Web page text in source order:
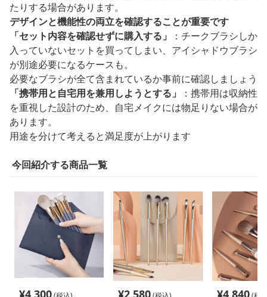
たりする場合があります。
デザインと機能性の両立を確認することが重要です
「セット内容を確認せずに購入する」
：チークブラシしか
入っていないセットを買ってしまい、アイシャドウブラシ
が別途必要になるケースも。
必要なブラシが全て含まれているか事前に確認しましょう
「携帯用と自宅用を兼用しようとする」
：携帯用は収納性
を重視した設計のため、自宅メイクには物足りない場合が
あります。
用途を分けて考えると満足度が上がります
今回紹介する商品一覧